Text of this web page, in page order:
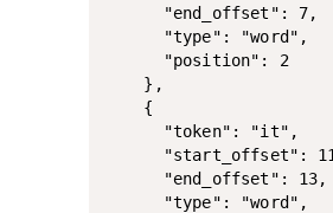
      "end_offset": 7,
      "type": "word",
      "position": 2
    },
    {
      "token": "it",
"start_offset":
      "end_offset": 13,
      "type": "word",